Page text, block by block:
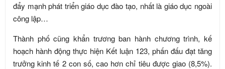
đẩy mạnh phát triển giáo dục đào tạo, nhất là giáo dục ngoài
công lập…
Thành phố cũng khẩn trương ban hành chương trình, kế
hoạch hành động thực hiện Kết luận 123, phấn đấu đạt tăng
trưởng kinh tế 2 con số, cao hơn chỉ tiêu được giao (8,5%).